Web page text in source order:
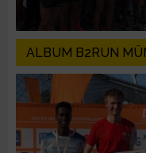
ALBUM B2RUN
Messung der
Messung der
Analyse von
verschiedenen Quellen